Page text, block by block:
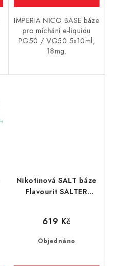
IMPERIA NICO BASE báze
pro míchání e-liquidu
PG50 / VG50 5x10ml,
18mg.
Nikotinová SALT báze
Flavourit SALTER
Objednáno
619 Kč